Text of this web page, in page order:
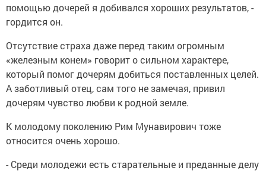
помощью дочерей я добивался хороших результатов, -
гордится он.
Отсутствие страха даже перед таким огромным
«железным конем» говорит о сильном характере,
который помог дочерям добиться поставленных целей.
А заботливый отец, сам того не замечая, привил
дочерям чувство любви к родной земле.
К молодому поколению Рим Мунавирович тоже
относится очень хорошо.
- Среди молодежи есть старательные и преданные делу